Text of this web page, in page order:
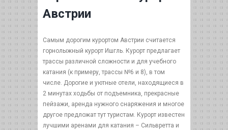
Австрии
Самым дорогим курортом Австрии считается
горнолыжный курорт Ишгль. Курорт предлагает
трассы различной сложности и для учебного
катания (к примеру, трассы №6 и 8), в том
числе. Дорогие и уютные отели, находящиеся в
2 минутах ходьбы от подъемника, прекрасные
пейзажи, аренда нужного снаряжения и многое
другое предложат тут туристам. Курорт известен
лучшими аренами для катания – Сильвретта и